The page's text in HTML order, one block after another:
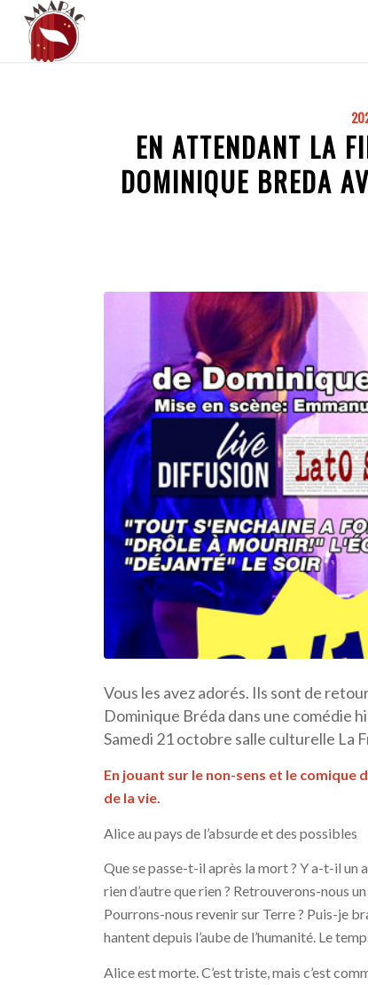
EN ATTENDANT LA
DOMINIQUE BREDA
Vous les avez adorés. Ils sont de
Dominique Bréda dans une comédie
Samedi 21 octobre salle culturelle La
En jouant sur le non-sens et le comique
de la vie.
Alice au pays de l’absurde et des possibles
Que se passe-t-il après la mort ? Y a-t-il un
rien d’autre que rien ? Retrouverons-nous
Pourrons-nous revenir sur Terre ? Puis-je
hantent depuis l’aube de l’humanité. Le
Alice est morte. C’est triste, mais c’est